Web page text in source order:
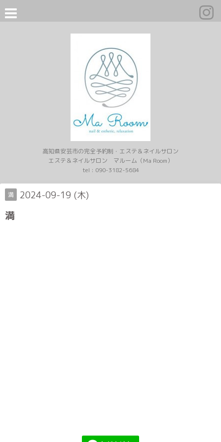
高知県安芸市の完全予約制・エステ＆ネイルサロン
エステ＆ネイルサロン マルーム（Ma Room）
tel : 090-3182-5684
満 2024-09-19 (木)
満